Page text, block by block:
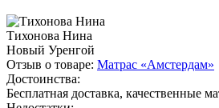
Тихонова Нина
Новый Уренгой
Отзыв о товаре: Матрас «Амстердам»
Достоинства:
Бесплатная доставка, качественные